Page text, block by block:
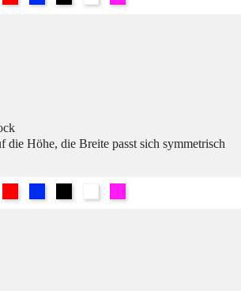
die Höhe, die Breite passt sich symmetrisch